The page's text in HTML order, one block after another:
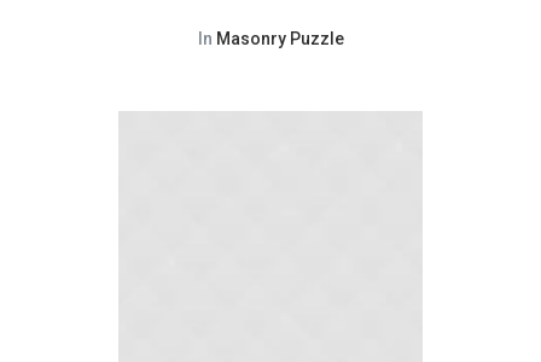
In Masonry Puzzle